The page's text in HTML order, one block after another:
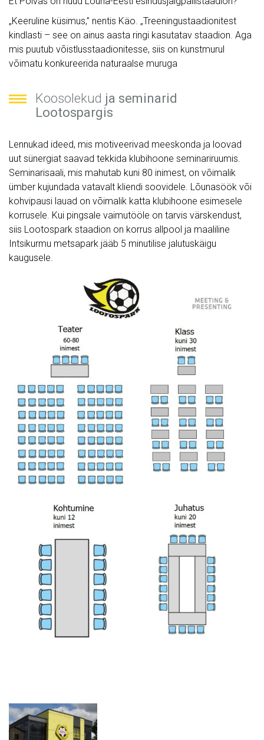
mis puutub võistlusstaadionitesse, siis on kunstmurul
võimatu konkureerida naturaalse muruga
Lootospargis
Lennukad ideed, mis motiveerivad meeskonda ja loovad
Seminarisaali, mis mahutab kuni 80 inimest, on võimalik
ümber kujundada vatavalt kliendi soovidele. Lõunasöök või
kohvipausi lauad on võimalik katta klubihoone esimesele
korrusele. Kui pingsale vaimutööle on tarvis värskendust,
siis Lootospark staadion on korrus allpool ja maaliline
Intsikurmu metsapark jääb 5 minutilise jalutuskäigu